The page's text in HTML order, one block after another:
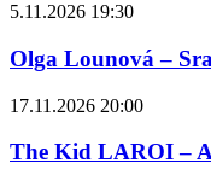
5.11.2026 19:30
Olga Lounová –
17.11.2026 20:00
The Kid LAROI –